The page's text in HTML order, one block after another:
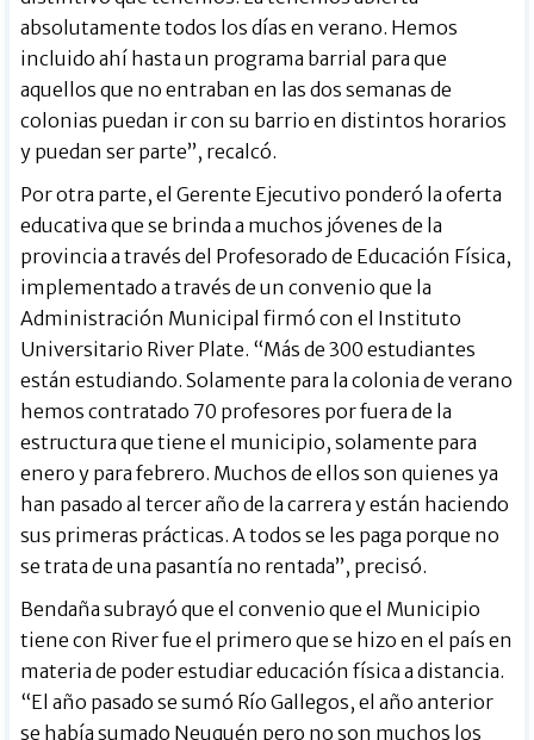
absolutamente todos los días en verano. Hemos
incluido ahí hasta un programa barrial para que
aquellos que no entraban en las dos semanas de
colonias puedan ir con su barrio en distintos horarios
y puedan ser parte”, recalcó.
Por otra parte, el Gerente Ejecutivo ponderó la oferta
educativa que se brinda a muchos jóvenes de la
provincia a través del Profesorado de Educación Física,
implementado a través de un convenio que la
Administración Municipal firmó con el Instituto
Universitario River Plate. “Más de 300 estudiantes
están estudiando. Solamente para la colonia de verano
hemos contratado 70 profesores por fuera de la
estructura que tiene el municipio, solamente para
enero y para febrero. Muchos de ellos son quienes ya
han pasado al tercer año de la carrera y están haciendo
sus primeras prácticas. A todos se les paga porque no
se trata de una pasantía no rentada”, precisó.
Bendaña subrayó que el convenio que el Municipio
tiene con River fue el primero que se hizo en el país en
materia de poder estudiar educación física a distancia.
“El año pasado se sumó Río Gallegos, el año anterior
se había sumado Neuquén pero no son muchos los